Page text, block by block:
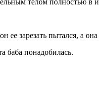
зарезать пытался, а
баба понадобилась.